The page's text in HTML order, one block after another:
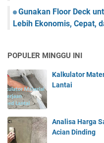
Gunakan Floor Deck
Lebih Ekonomis, Cepat,
POPULER MINGGU INI
Kalkulator
Lantai
Analisa Harga
Acian Dinding